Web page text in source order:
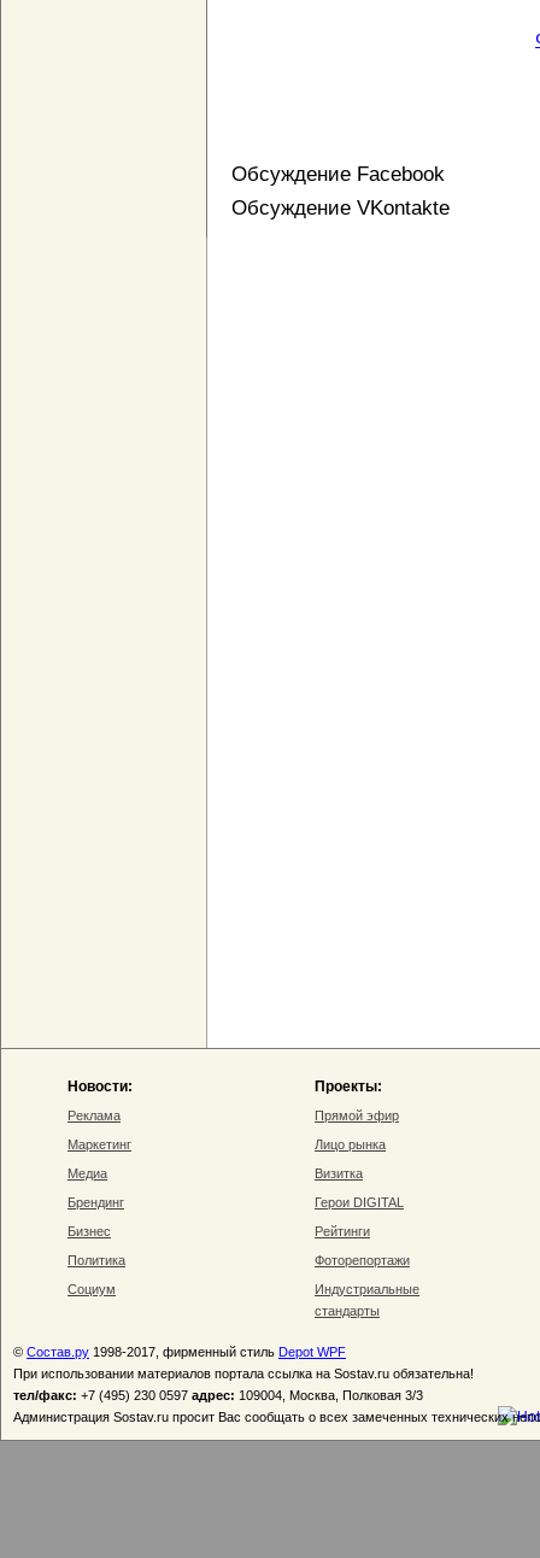
Обсуждение Facebook
Обсуждение VKontakte
Новости:
Реклама
Маркетинг
Медиа
Брендинг
Бизнес
Политика
Социум
Проекты:
Прямой эфир
Лицо рынка
Визитка
Герои DIGITAL
Рейтинги
Фоторепортажи
Индустриальные
стандарты
© Состав.ру 1998-2017, фирменный стиль Depot WPF
При использовании материалов портала ссылка на Sostav.ru обязательна!
тел/факс: +7 (495) 230 0597 адрес: 109004, Москва, Полковая 3/3
Администрация Sostav.ru просит Вас сообщать о всех замеченных технических